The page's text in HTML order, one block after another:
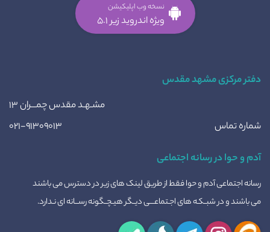
نسخه وب اپلیکیشن
ویژه اندروید زیر 5.1
دفتر مرکزی مشهد مقدس
مشـهـد مقدس چمـــران ۱۳
شماره تماس
۰۲۱-۹۱۳۰۹۰۱۳
آدم و حوا در رسانه اجتماعی
رسانه اجتماعی آدم و حوا فقط از طریق لینک های زیر در دسترس می باشند
می باشند و در شبــکـه های اجـتماعــــی دیــگر هیـچــگونه رســـانه ای نـدارد.